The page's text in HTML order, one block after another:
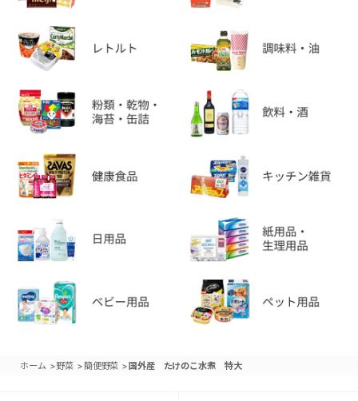
ホーム >野菜 >簡便野菜 >国外産 たけのこ水煮 特大